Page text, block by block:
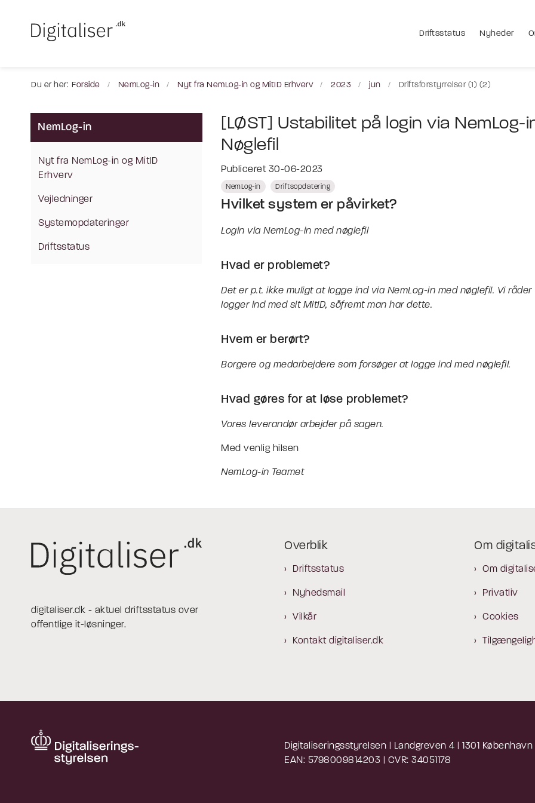
Driftsstatus Nyheder
Du er her: Forside NemLog-in Nyt fra NemLog-in og MitID Erhverv 2023 jun Driftsforstyrrelser (1) (2)
NemLog-in
Nyt fra NemLog-in og MitID
Erhverv
Vejledninger
Systemopdateringer
Driftsstatus
[LØST] Ustabilitet på login via NemLog-
Nøglefil
Publiceret 30-06-2023
NemLog-in Driftsopdatering
Hvilket system er påvirket?
Login via NemLog-in med nøglefil
Hvad er problemet?
Det er p.t. ikke muligt at logge ind via NemLog-in med nøglefil. Vi råder
logger ind med sit MitID, såfremt man har dette.
Hvem er berørt?
Borgere og medarbejdere som forsøger at logge ind med nøglefil.
Hvad gøres for at løse problemet?
Vores leverandør arbejder på sagen.
Med venlig hilsen
NemLog-in Teamet
digitaliser.dk - aktuel driftsstatus over
offentlige it-løsninger.
Overblik
Driftsstatus
Nyhedsmail
Vilkår
Kontakt digitaliser.dk
Om
Om
Privatliv
Cookies
Digitaliseringsstyrelsen | Landgreven 4 | 1301 København
EAN: 5798009814203 | CVR: 34051178